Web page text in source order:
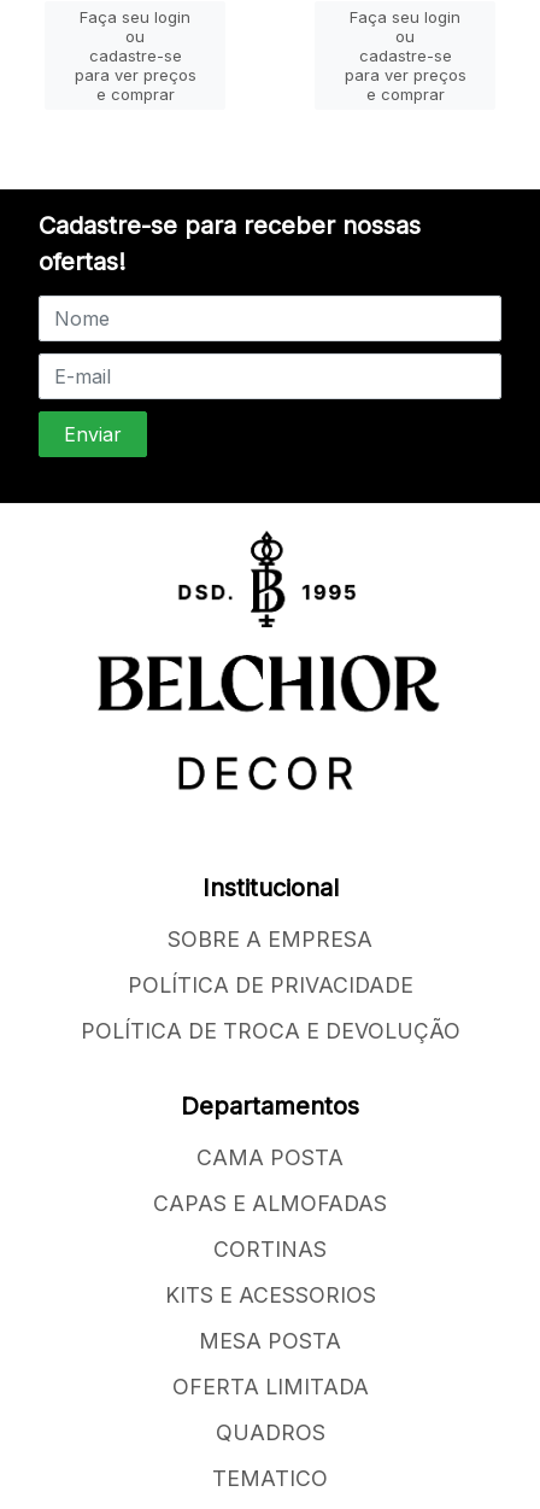
Faça seu login
ou
cadastre-se
para ver preços
e comprar
Faça seu login
ou
cadastre-se
para ver preços
e comprar
Cadastre-se para receber nossas
ofertas!
Institucional
SOBRE A EMPRESA
POLÍTICA DE PRIVACIDADE
POLÍTICA DE TROCA E DEVOLUÇÃO
Departamentos
CAMA POSTA
CAPAS E ALMOFADAS
CORTINAS
KITS E ACESSORIOS
MESA POSTA
OFERTA LIMITADA
QUADROS
TEMATICO